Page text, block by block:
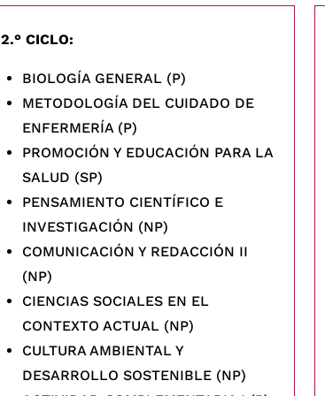
2.° CICLO:
BIOLOGÍA GENERAL (P)
METODOLOGÍA DEL CUIDADO DE
ENFERMERÍA (P)
PROMOCIÓN Y EDUCACIÓN PARA LA
SALUD (SP)
PENSAMIENTO CIENTÍFICO E
INVESTIGACIÓN (NP)
COMUNICACIÓN Y REDACCIÓN II
(NP)
CIENCIAS SOCIALES EN EL
CONTEXTO ACTUAL (NP)
CULTURA AMBIENTAL Y
DESARROLLO SOSTENIBLE (NP)